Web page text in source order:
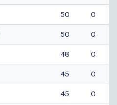
50 0
50 0
48 0
45 0
45 0